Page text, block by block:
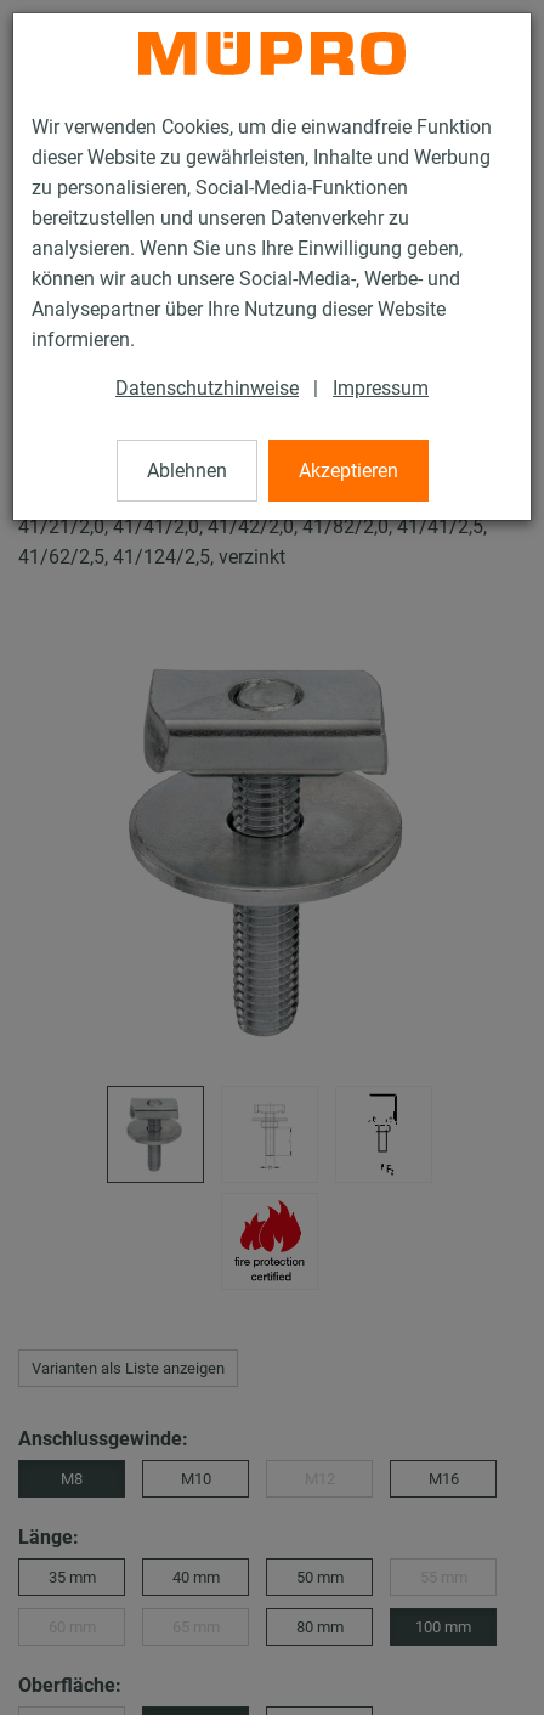
Wir verwenden Cookies, um die einwandfreie Funktion
dieser Website zu gewährleisten, Inhalte und Werbung
zu personalisieren, Social-Media-Funktionen
bereitzustellen und unseren Datenverkehr zu
analysieren. Wenn Sie uns Ihre Einwilligung geben,
können wir auch unsere Social-Media-, Werbe- und
Analysepartner über Ihre Nutzung dieser Website
informieren.
Datenschutzhinweise | Impressum
Ablehnen Akzeptieren
Kontakt
Produkte Befestigungstechnik
Installationsschienen
MPR-Hammerkopfbefestiger
MPR-Hammerkopfbefestiger
MPR-Hammerkopfbefestiger, M8 x 100 mm für Profile
41/21/2,0, 41/41/2,0, 41/42/2,0, 41/82/2,0, 41/41/2,5,
41/62/2,5, 41/124/2,5, verzinkt
Varianten als Liste anzeigen
Anschlussgewinde:
M8 M10 M16
Länge:
35 mm 40 mm 50 mm
80 mm 100 mm
Oberfläche: